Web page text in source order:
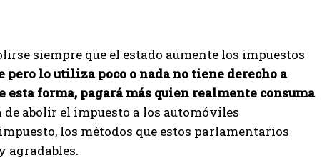
siempre que el estado aumente los impuestos
pero lo utiliza poco o nada no tiene derecho a
forma, pagará más quien realmente consuma
de abolir el impuesto a los automóviles
los métodos que estos parlamentarios
agradables.